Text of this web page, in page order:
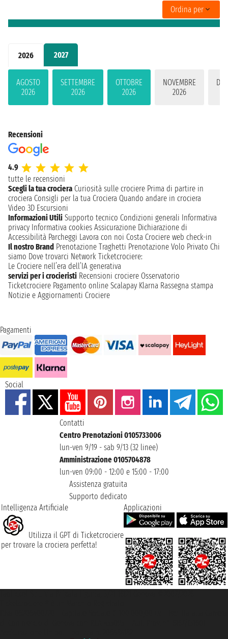
2026 2027
AGOSTO
2026
SETTEMBRE
2026
OTTOBRE
2026
NOVEMBRE
2026
Ordina per
Recensioni
4.9
tutte le recensioni
Scegli la tua crociera Curiosità sulle crociere Prima di partire in
crociera Consigli per la tua Crociera Quando andare in crociera
Video 3D Escursioni
Informazioni Utili Supporto tecnico Condizioni generali Informativa
privacy Informativa cookies Assicurazione Dichiarazione di
Accessibilità Parcheggi Lavora con noi Costa Crociere web check-in
Il nostro Brand Prenotazione Traghetti Prenotazione Volo Privato Chi
siamo Dove trovarci Network Ticketcrociere:
Le Crociere nell’era dell’IA generativa
servizi per i crocieristi Recensioni crociere Osservatorio
Ticketcrociere Pagamento online Scalapay Klarna Rassegna stampa
Notizie e Aggiornamenti Crociere
Pagamenti
Social
Contatti
Centro Prenotazioni 0105733006
lun-ven 9/19 - sab 9/13 (32 linee)
Amministrazione 0105704878
lun-ven 09:00 - 12:00 e 15:00 - 17:00
Assistenza gratuita
Supporto dedicato
Intelligenza Artificiale
Utilizza il GPT di Ticketcrociere
per trovare la crociera perfetta!
Applicazioni